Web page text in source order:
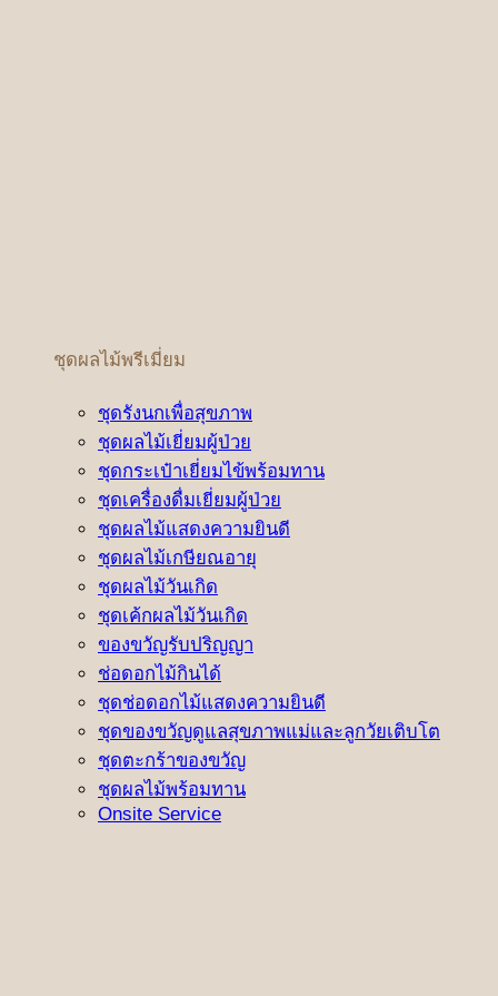
ชุดผลไม้พรีเมี่ยม
ชุดรังนกเพื่อสุขภาพ
ชุดผลไม้เยี่ยมผู้ป่วย
ชุดกระเป๋าเยี่ยมไข้พร้อมทาน
ชุดเครื่องดื่มเยี่ยมผู้ป่วย
ชุดผลไม้แสดงความยินดี
ชุดผลไม้เกษียณอายุ
ชุดผลไม้วันเกิด
ชุดเค้กผลไม้วันเกิด
ของขวัญรับปริญญา
ช่อดอกไม้กินได้
ชุดช่อดอกไม้แสดงความยินดี
ชุดของขวัญดูแลสุขภาพแม่และลูกวัยเติบโต
ชุดตะกร้าของขวัญ
ชุดผลไม้พร้อมทาน
Onsite Service